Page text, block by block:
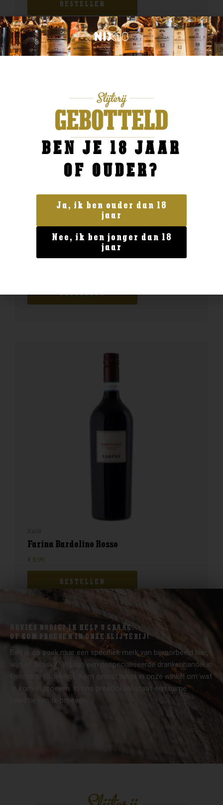
BESTELLEN
Frankrijk
Dom. Langlois Saumur-Champginy
BESTELLEN
Farina Bardolino Rosso
€ 8,99
BESTELLEN
ADVIES NODIG? IK HELP U GRAAG.
OF KOM PROEVEN IN ONZE SLIJTERIJ!
Ben je op zoek naar een specifiek merk van bijvoorbeeld bier,
wijn of Whisky? Wij zijn een gespecialiseerde drankenhandel in
Enschede (Boekelo). Kom gerust langs in onze winkel om wat
te komen proeven. In ons proeflokaal staat een ruime
selectie om te proeven.
BEN JE 18 JAAR
OF OUDER?
Ja, ik ben ouder dan 18
jaar
Nee, ik ben jonger dan 18
jaar